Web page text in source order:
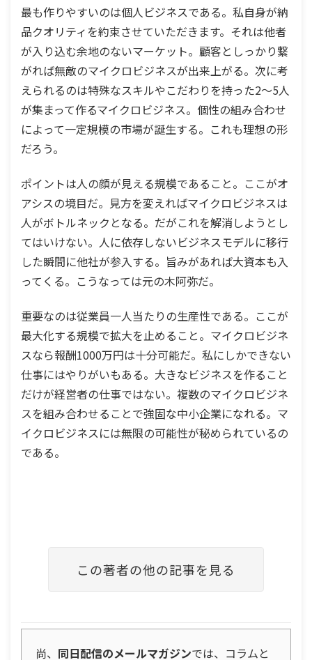
最も作りやすいのは個人ビジネスである。私自身が納
品クオリティを約束させていただきます。それは他者
が入り込む余地のないマーケット。顧客としっかり繋
がれば無敵のマイクロビジネスが出来上がる。次に考
えられるのは特殊なスキルやこだわりを持った2〜5人
が集まって作るマイクロビジネス。個性の組み合わせ
によって一定規模の市場が誕生する。これも理想の形
だろう。
ポイントは人の顔が見える規模であること。ここがオ
アシスの境目だ。見方を変えればマイクロビジネスは
人がボトルネックとなる。だがこれを解消しようとし
てはいけない。人に依存しないビジネスモデルに移行
した瞬間に他社が参入する。旨みがあれば大資本も入
ってくる。こうなっては元の木阿弥だ。
重要なのは従業員一人当たりの生産性である。ここが
最大化する規模で拡大を止めること。マイクロビジネ
スなら報酬1000万円は十分可能だ。私にしかできない
仕事にはやりがいもある。大きなビジネスを作ること
だけが経営者の仕事ではない。複数のマイクロビジネ
スを組み合わせることで強固な中小企業になれる。マ
イクロビジネスには無限の可能性が秘められているの
である。
この著者の他の記事を見る
尚、 同日配信のメールマガジンでは、コラムと